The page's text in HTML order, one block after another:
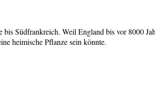
Südfrankreich. Weil England bis vor 8000
heimische Pflanze sein könnte.